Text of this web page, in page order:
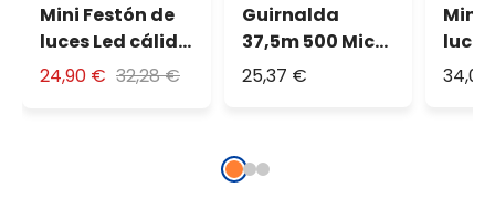
Mini Festón de
luces Led cálido
30m
24,90 € 32,28 €
Guirnalda
37,5m 500 Micro
Led extra cálido
25,37 €
Mini